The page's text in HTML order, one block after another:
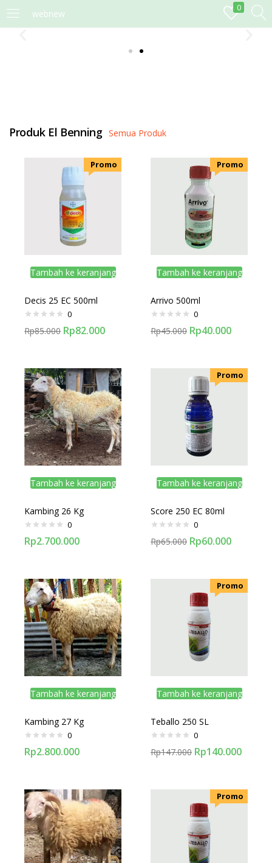
webnew
0
DAFTAR
Remember me Lost password?
Produk El Benning Semua Produk
.Promo
Tambah ke keranjang
Decis 25 EC 500ml
0
Rp85.000 Rp82.000
.Promo
Tambah ke keranjang
Arrivo 500ml
0
Rp45.000 Rp40.000
Tambah ke keranjang
Kambing 26 Kg
0
Rp2.700.000
.Promo
Tambah ke keranjang
Score 250 EC 80ml
0
Rp65.000 Rp60.000
Tambah ke keranjang
Kambing 27 Kg
0
Rp2.800.000
.Promo
Tambah ke keranjang
Teballo 250 SL
0
Rp147.000 Rp140.000
.Promo